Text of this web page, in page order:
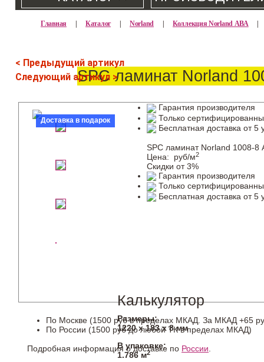
Главная Каталог Norland Коллекция Norland АВА
< Предыдущий артикул
Следующий артикул >SPC ламинат Norland
Доставка в подарок
Гарантия производителя
Только
Бесплатная доставка от 5
SPC ламинат Norland 1008-8
Цена:
руб/м2
Скидки от 3%
Гарантия производителя
Только
Бесплатная доставка от 5
Калькулятор
Размеры:
1220 х 183 х 8 мм
В упаковке:
1.786 м2
По Москве (1500 руб в пределах МКАД. За МКАД +65
По России (1500 руб до любой ТК в пределах МКАД)
Подробная информация о доставке по России.